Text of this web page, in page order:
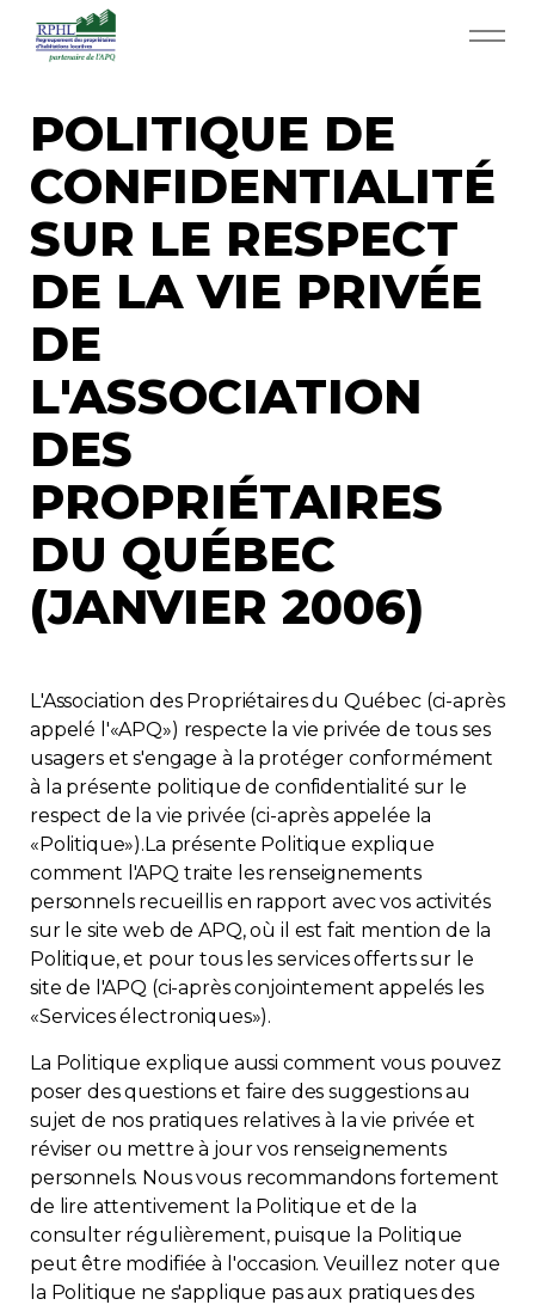
Services RPHL
Actualités
Rabais et économies
App APQ
Médias
Zone Membres
Contact
Adhésion
POLITIQUE DE
CONFIDENTIALITÉ
SUR LE RESPECT
DE LA VIE PRIVÉE
DE
L'ASSOCIATION
DES
PROPRIÉTAIRES
DU QUÉBEC
(JANVIER 2006)
L'Association des Propriétaires du Québec (ci-après
appelé l'«APQ») respecte la vie privée de tous ses
usagers et s'engage à la protéger conformément
à la présente politique de confidentialité sur le
respect de la vie privée (ci-après appelée la
«Politique»).La présente Politique explique
comment l'APQ traite les renseignements
personnels recueillis en rapport avec vos activités
sur le site web de APQ, où il est fait mention de la
Politique, et pour tous les services offerts sur le
site de l'APQ (ci-après conjointement appelés les
«Services électroniques»).
La Politique explique aussi comment vous pouvez
poser des questions et faire des suggestions au
sujet de nos pratiques relatives à la vie privée et
réviser ou mettre à jour vos renseignements
personnels. Nous vous recommandons fortement
de lire attentivement la Politique et de la
consulter régulièrement, puisque la Politique
peut être modifiée à l'occasion. Veuillez noter que
la Politique ne s'applique pas aux pratiques des